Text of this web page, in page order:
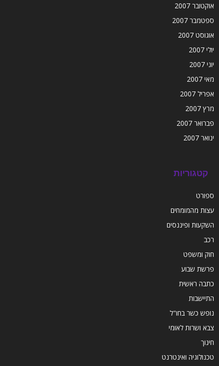
אוקטובר 2007
ספטמבר 2007
אוגוסט 2007
יולי 2007
יוני 2007
מאי 2007
אפריל 2007
מרץ 2007
פברואר 2007
ינואר 2007
קטגוריות
ספורט
עצות מהמומחים
השקעות ופיננסים
רכב
חוק ומשפט
פרשת שבוע
כתבה ראשית
התיישבות
נופש כשר בחו"ל
צבא ושרות לאומי
חינוך
טכנולוגיה ואינטרנט